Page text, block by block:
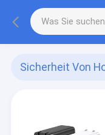
Sicherheit Von